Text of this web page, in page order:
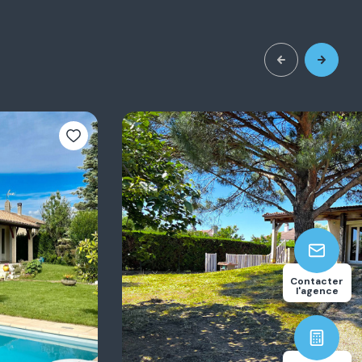
3
chambre(s)
117.94
m²
Contacter
l'agence